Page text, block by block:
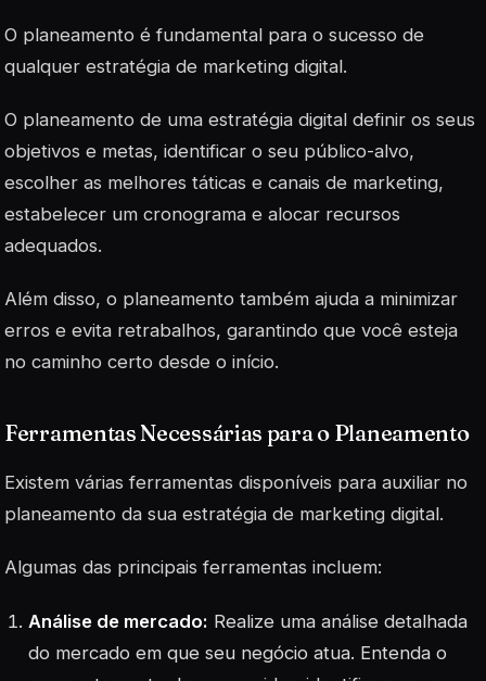
O planeamento é fundamental para o sucesso de
qualquer estratégia de marketing digital.
O planeamento de uma estratégia digital definir os seus
objetivos e metas, identificar o seu público-alvo,
escolher as melhores táticas e canais de marketing,
estabelecer um cronograma e alocar recursos
adequados.
Além disso, o planeamento também ajuda a minimizar
erros e evita retrabalhos, garantindo que você esteja
no caminho certo desde o início.
Ferramentas Necessárias para o Planeamento
Existem várias ferramentas disponíveis para auxiliar no
planeamento da sua estratégia de marketing digital.
Algumas das principais ferramentas incluem:
Análise de mercado: Realize uma análise detalhada
do mercado em que seu negócio atua. Entenda o